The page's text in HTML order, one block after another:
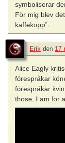
symboliserar
För mig blev
kaffekopp”.
Erik den 17
Alice Eagly
förespråkar
förespråkar
those, I am for